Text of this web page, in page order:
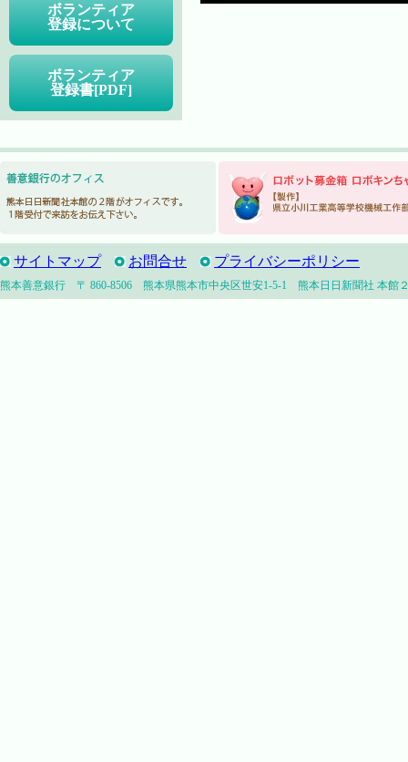
ボランティア
登録について
ボランティア
登録書[PDF]
サイトマップ お問合せ プライバシーポリシー
熊本善意銀行 〒 860-8506 熊本県熊本市中央区世安1-5-1 熊本日日新聞社 本館